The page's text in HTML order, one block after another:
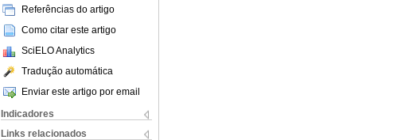
Referências do artigo
Como citar este artigo
SciELO Analytics
Tradução automática
Enviar este artigo por email
Indicadores
Links relacionados